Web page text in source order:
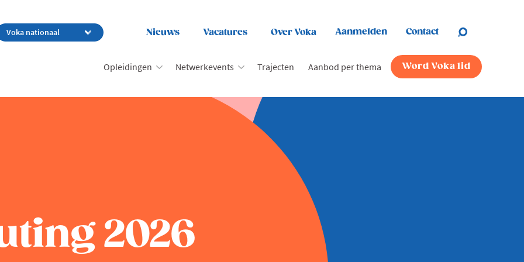
Nieuws Vacatures Over Voka Aanmelden Contact
Opleidingen Netwerkevents Trajecten Aanbod per thema Word Voka lid
2026